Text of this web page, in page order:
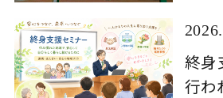
終身
行わ